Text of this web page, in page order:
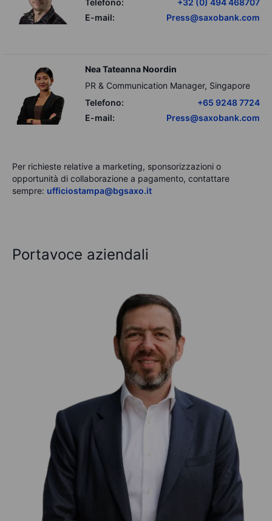
Telefono:
+32 (0) 494 468707
E-mail:
Press@saxobank.com
Nea Tateanna Noordin
PR & Communication Manager, Singapore
Telefono:
+65 9248 7724
E-mail:
Press@saxobank.com
Per richieste relative a marketing, sponsorizzazioni o
opportunità di collaborazione a pagamento, contattare
sempre: ufficiostampa@bgsaxo.it
Portavoce aziendali